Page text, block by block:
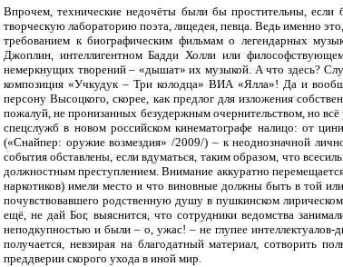
Впрочем, технические недочёты были бы простительны,
творческую лабораторию поэта, лицедея, певца. Ведь именно
требованием к биографическим фильмам о легендарных
Джоплин, интеллигентном Бадди Холли или
немеркнущих творений – «дышат» их музыкой. А что здесь?
композиция «Учкудук – Три колодца» ВИА «Ялла»! Да и
персону Высоцкого, скорее, как предлог для изложения
пожалуй, не пронизанных безудержным очернительством, но
спецслужб в новом российском кинематографе налицо: от
(«Снайпер: оружие возмездия» /2009/) – к неоднозначной
события обставлены, если вдуматься, таким образом, что
должностным преступлением. Внимание аккуратно
наркотиков) имели место и что виновные должны быть в той
почувствовавшего родственную душу в пушкинском
ещё, не дай Бог, выяснится, что сотрудники ведомства
неподкупностью и были – о, ужас! – не глупее
получается, невзирая на благодатный материал, сотворить
преддверии скорого ухода в иной мир.